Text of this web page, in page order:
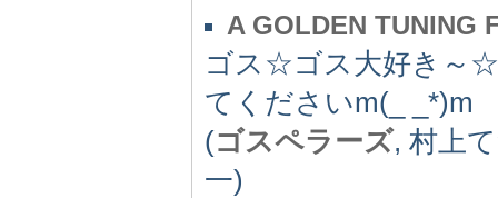
A GOLDEN TUNING
ゴス☆ゴス大好き～☆
てくださいm(_ _*)m
(ゴスペラーズ, 村上
一)